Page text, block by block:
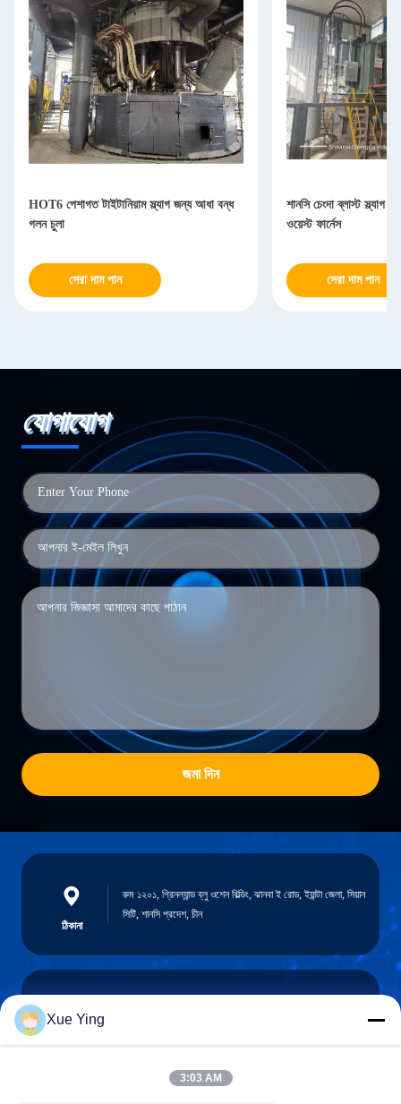
HOT6 পেশাগত টাইটানিয়াম স্ল্যাগ জন্য আধা বন্ধ
গলন চুলা
সেরা দাম পান
শানসি চেংদা ব্লাস্ট স্ল্যাগ
ওয়েস্ট ফার্নেস
সেরা দাম পান
যোগাযোগ
জমা দিন
ঠিকানা
রুম ১২০১, গ্রিনল্যান্ড ব্লু ওশেন বিল্ডিং, ঝানবা ই রোড, ইয়ান্টা জেলা, সিয়ান
সিটি, শানসি প্রদেশ, চীন
E-mail
Xue Ying
3:03 AM